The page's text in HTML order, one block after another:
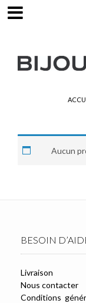
Aucun
BESOIN
Livraison
Nous contacter
Conditions